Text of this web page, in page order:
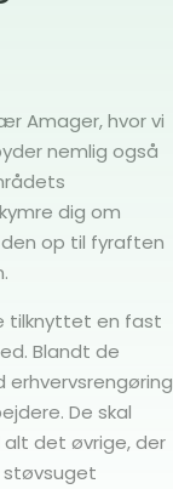
Amager, hvor vi
nemlig også
dig om
op til fyraften
tilknyttet en fast
Blandt de
De skal
det øvrige, der
støvsuget